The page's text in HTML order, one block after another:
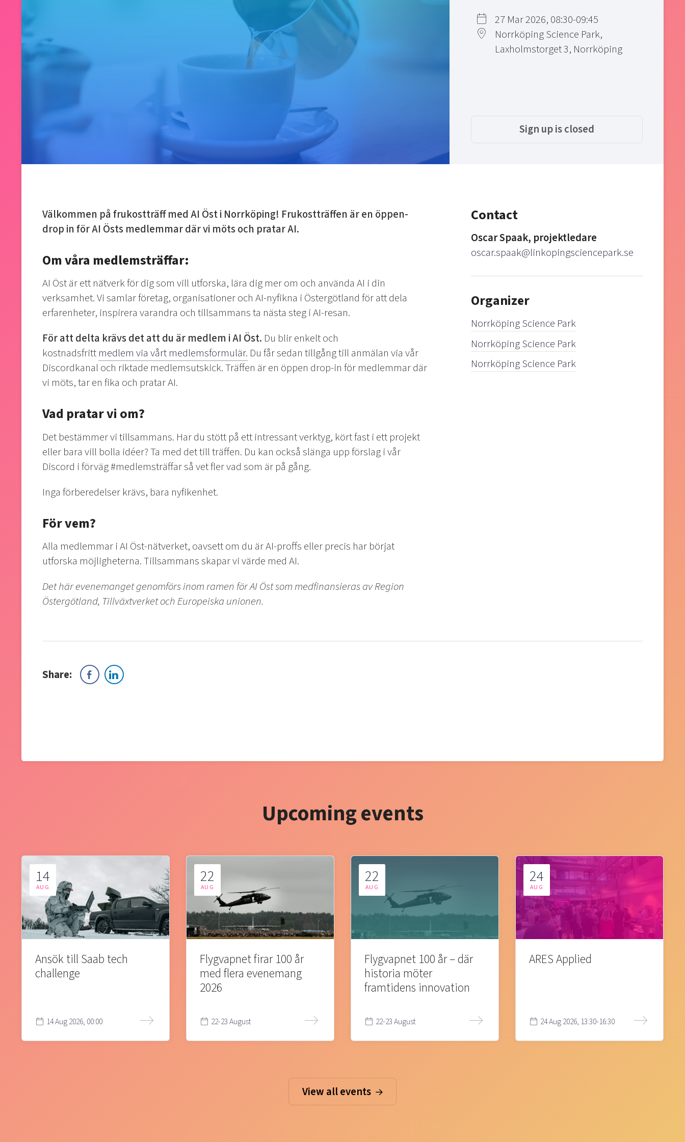
27 Mar 2026, 08:30-09:45
Norrköping Science Park,
Laxholmstorget 3, Norrköping
Sign up is closed
Välkommen på frukostträff med AI Öst i Norrköping! Frukostträffen är en öppen-
drop in för AI Östs medlemmar där vi möts och pratar AI.
Om våra medlemsträffar:
AI Öst är ett nätverk för dig som vill utforska, lära dig mer om och använda AI i din
verksamhet. Vi samlar företag, organisationer och AI-nyfikna i Östergötland för att dela
erfarenheter, inspirera varandra och tillsammans ta nästa steg i AI-resan.
För att delta krävs det att du är medlem i AI Öst. Du blir enkelt och
kostnadsfritt medlem via vårt medlemsformulär. Du får sedan tillgång till anmälan via vår
Discordkanal och riktade medlemsutskick. Träffen är en öppen drop-in för medlemmar där
vi möts, tar en fika och pratar AI.
Vad pratar vi om?
Det bestämmer vi tillsammans. Har du stött på ett intressant verktyg, kört fast i ett projekt
eller bara vill bolla idéer? Ta med det till träffen. Du kan också slänga upp förslag i vår
Discord i förväg #medlemsträffar så vet fler vad som är på gång.
Inga förberedelser krävs, bara nyfikenhet.
För vem?
Alla medlemmar i AI Öst-nätverket, oavsett om du är AI-proffs eller precis har börjat
utforska möjligheterna. Tillsammans skapar vi värde med AI.
Det här evenemanget genomförs inom ramen för AI Öst som medfinansieras av Region
Östergötland, Tillväxtverket och Europeiska unionen.
Contact
Oscar Spaak, projektledare
oscar.spaak@linkopingsciencepark.se
Organizer
Norrköping Science Park
Norrköping Science Park
Norrköping Science Park
Share:
Upcoming events
14
AUG
Ansök till Saab tech
challenge
14 Aug 2026, 00:00
22
AUG
Flygvapnet firar 100 år
med flera evenemang
2026
22-23 August
22
AUG
Flygvapnet 100 år – där
historia möter
framtidens innovation
22-23 August
24
AUG
ARES Applied
24 Aug 2026, 13:30-16:30
View all events